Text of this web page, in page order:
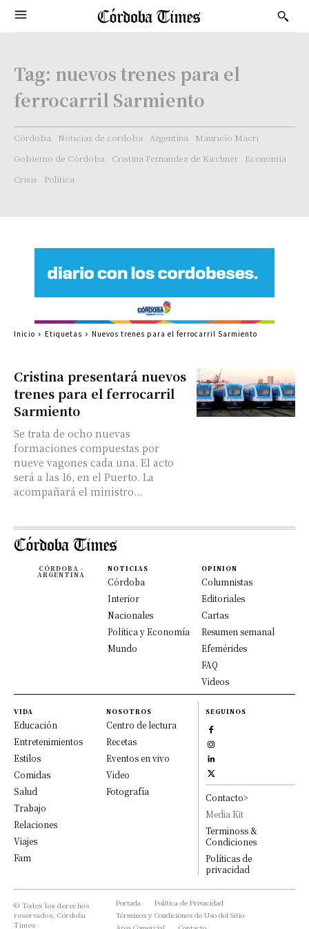
Tag: nuevos trenes para el
ferrocarril Sarmiento
Córdoba Noticias de cordoba Argentina
Mauricio Macri
Gobierno de Córdoba
Cristina Fernandez de Kirchner
Economía
Crisis
Politica
Cristina presentará nuevos
trenes para el ferrocarril
Sarmiento
Se trata de ocho nuevas
formaciones compuestas por
nueve vagones cada una. El acto
será a las 16, en el Puerto. La
acompañará el ministro...
Inicio Etiquetas Nuevos trenes para el ferrocarril Sarmiento
CÓRDOBA -
ARGENTINA
NOTICIAS
Córdoba
Interior
Nacionales
Política y Economía
Mundo
OPINION
Columnistas
Editoriales
Cartas
Resumen semanal
Efemérides
FAQ
Videos
VIDA
Educación
Entretenimientos
Estilos
Comidas
Salud
Trabajo
Relaciones
Viajes
Fam
NOSOTROS
Centro de lectura
Recetas
Eventos en vivo
Video
Fotografía
SEGUINOS
Contacto>
Media Kit
Terminoss &
Condiciones
Políticas de
privacidad
© Todos los derechos
reservados, Córdoba
Times
Portada
Política de Privacidad
Términos y Condiciones de Uso del Sitio